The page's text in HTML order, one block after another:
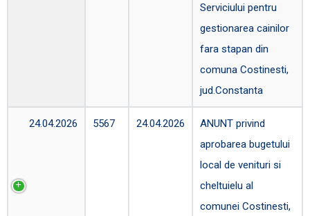
Serviciului pentru
gestionarea cainilor
fara stapan din
comuna Costinesti,
jud.Constanta
24.04.2026 5567 24.04.2026
ANUNT privind
aprobarea bugetului
local de venituri si
cheltuielu al
comunei Costinesti,